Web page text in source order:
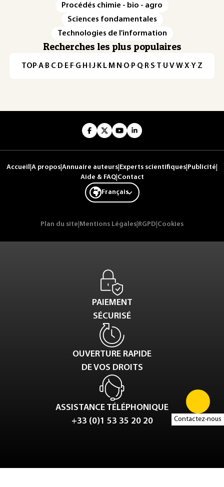
Contactez-nous
Procédés chimie - bio - agro
Sciences fondamentales
Technologies de l'information
Recherches les plus populaires
TOP·A·B·C· D· E· F·G· H · ·J· K· L· M · N ·O· P·Q· R·S·T·U·V·W·X·Y·Z
Accueil A propos Annuaire auteurs Experts scientifiques Publicité
Aide & FAQ| Contact
Français
Plan du site Mentions Légales RGPD Cookies
PAIEMENT
SÉCURISÉ
OUVERTURE RAPIDE
DE VOS DROITS
ASSISTANCE TÉLÉPHONIQUE
+33 (0)1 53 35 20 20